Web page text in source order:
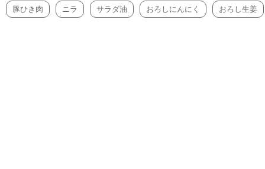
豚ひき肉 ニラ サラダ油 おろしにんにく おろし生姜